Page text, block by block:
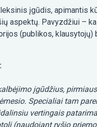
įgūdis, apimantis
aspektų. Pavyzdžiui –
(publikos, klausytojų)
įgūdžius,
Specialiai tam
vertingais
(naudojant ryšio